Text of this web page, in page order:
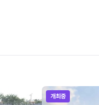
개최중